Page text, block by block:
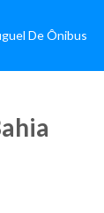
De Ônibus